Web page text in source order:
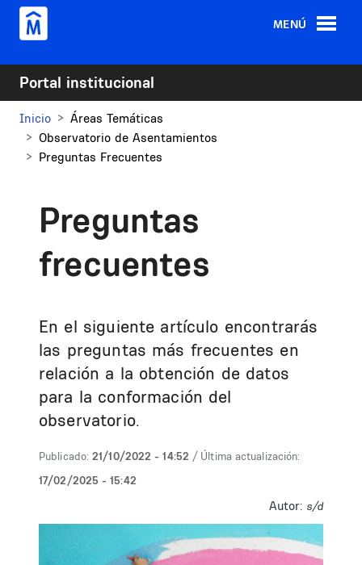
Pasar al contenido principal
MENÚ
Portal institucional
Inicio
Áreas Temáticas
Observatorio de Asentamientos
Preguntas Frecuentes
Preguntas
frecuentes
En el siguiente artículo encontrarás
las preguntas más frecuentes en
relación a la obtención de datos
para la conformación del
observatorio.
Publicado: 21/10/2022 - 14:52 / Última actualización:
17/02/2025 - 15:42
Autor: s/d